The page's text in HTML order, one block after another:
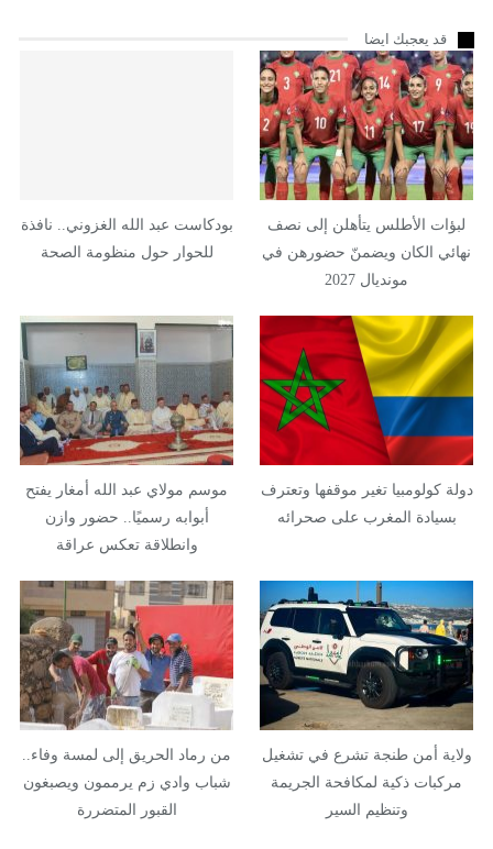
قد يعجبك ايضا
لبؤات الأطلس يتأهلن إلى نصف
نهائي الكان ويضمنّ حضورهن في
مونديال 2027
بودكاست عبد الله الغزوني.. نافذة
للحوار حول منظومة الصحة
دولة كولومبيا تغير موقفها وتعترف
بسيادة المغرب على صحرائه
موسم مولاي عبد الله أمغار يفتح
أبوابه رسميًا.. حضور وازن
وانطلاقة تعكس عراقة
ولاية أمن طنجة تشرع في تشغيل
مركبات ذكية لمكافحة الجريمة
وتنظيم السير
من رماد الحريق إلى لمسة وفاء..
شباب وادي زم يرممون ويصبغون
القبور المتضررة